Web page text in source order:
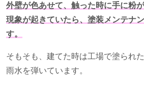
外壁が色あせて、触った時に手に粉
現象が起きていたら、塗装メンテナ
す。
そもそも、建てた時は工場で塗られ
雨水を弾いています。